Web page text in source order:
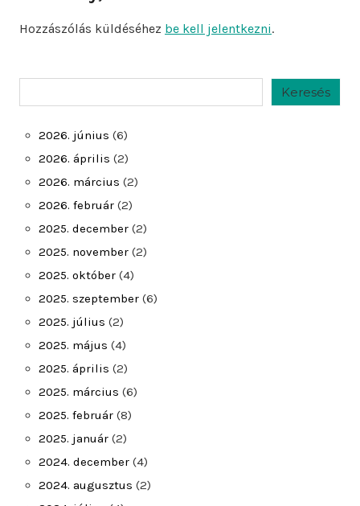
Hozzászólás küldéséhez be kell jelentkezni.
Keresés
2026. június (6)
2026. április (2)
2026. március (2)
2026. február (2)
2025. december (2)
2025. november (2)
2025. október (4)
2025. szeptember (6)
2025. július (2)
2025. május (4)
2025. április (2)
2025. március (6)
2025. február (8)
2025. január (2)
2024. december (4)
2024. augusztus (2)